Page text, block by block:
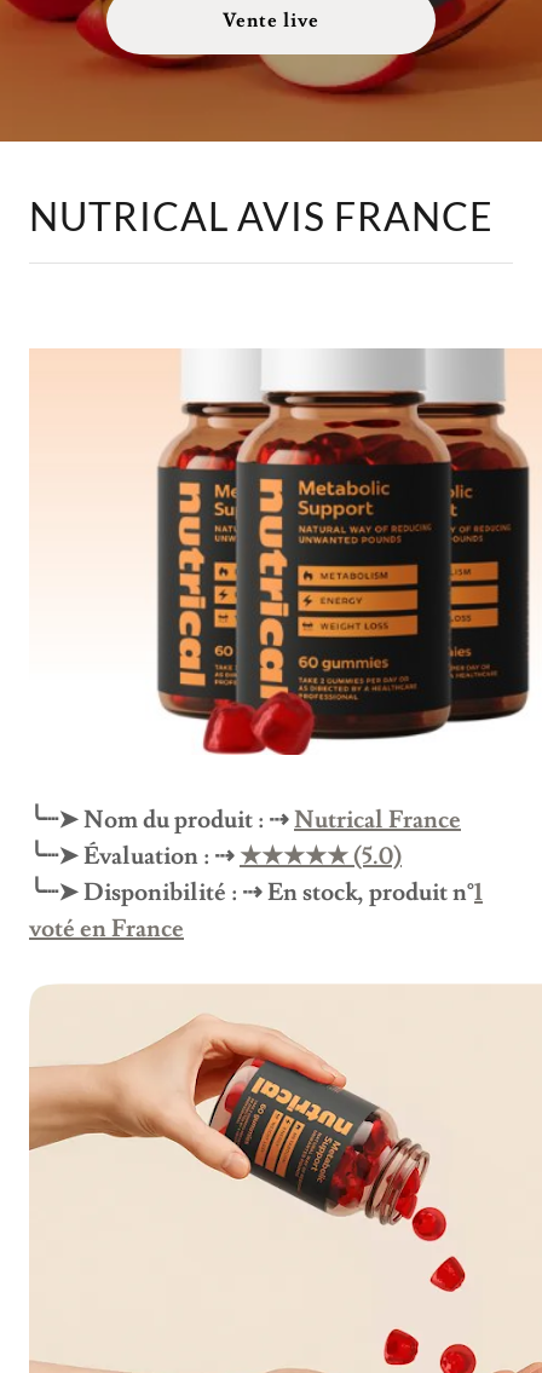
Vente live
NUTRICAL AVIS FRANCE
╰┈➤ Nom du produit : ⇢Nutrical France
╰┈➤ Évaluation : ⇢★★★★★ (5.0)
╰┈➤ Disponibilité : ⇢ En stock, produit n°1
voté en France